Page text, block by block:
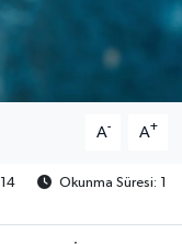
A- A+
14
Okunma Süresi: 1